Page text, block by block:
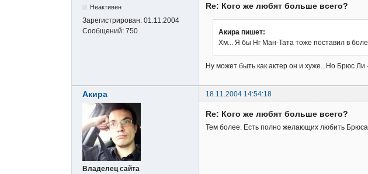
Неактивен
Зарегистрирован: 01.11.2004
Сообщений: 750
Re: Кого же любят больше всего?
Акира пишет:
Хм... Я бы Нг Ман-Тата тоже поставил в
Ну может быть как актер он и хуже.. Но Брюс
Акира 18.11.2004 14:54:18
Владелец сайта
Re: Кого же любят больше всего?
Тем более. Есть полно желающих любить Брюса